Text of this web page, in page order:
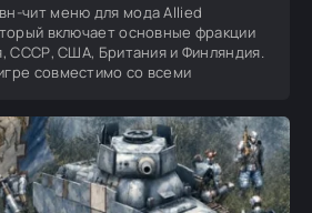
чит меню для мода Allied
включает основные фракции
СССР, США, Британия и Финляндия.
совместимо со всеми